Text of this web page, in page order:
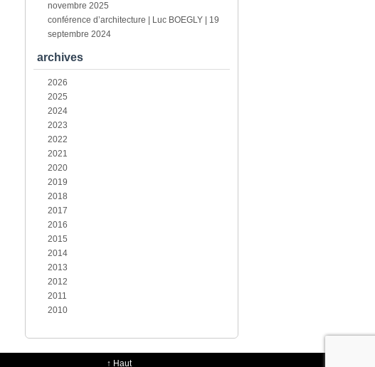
novembre 2025
conférence d’architecture | Luc BOEGLY | 19
septembre 2024
archives
2026
2025
2024
2023
2022
2021
2020
2019
2018
2017
2016
2015
2014
2013
2012
2011
2010
↑ Haut